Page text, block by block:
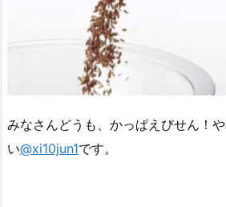
みなさんどうも、かっぱえびせん！
い@xi10jun1です。